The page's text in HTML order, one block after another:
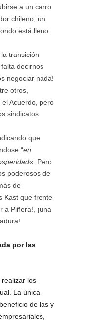
a un carro
chileno, un
está lleno
transición
decirnos
negociar nada!
otros,
Acuerdo, pero
sindicatos
que
“en
«. Pero
poderosos de
de
Kast que frente
a Piñera!, ¡una
por las
los
La única
de las y